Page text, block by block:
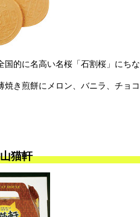
的に名高い名桜「石割桜」にちな
き煎餅にメロン、バニラ、チョコ
山猫軒